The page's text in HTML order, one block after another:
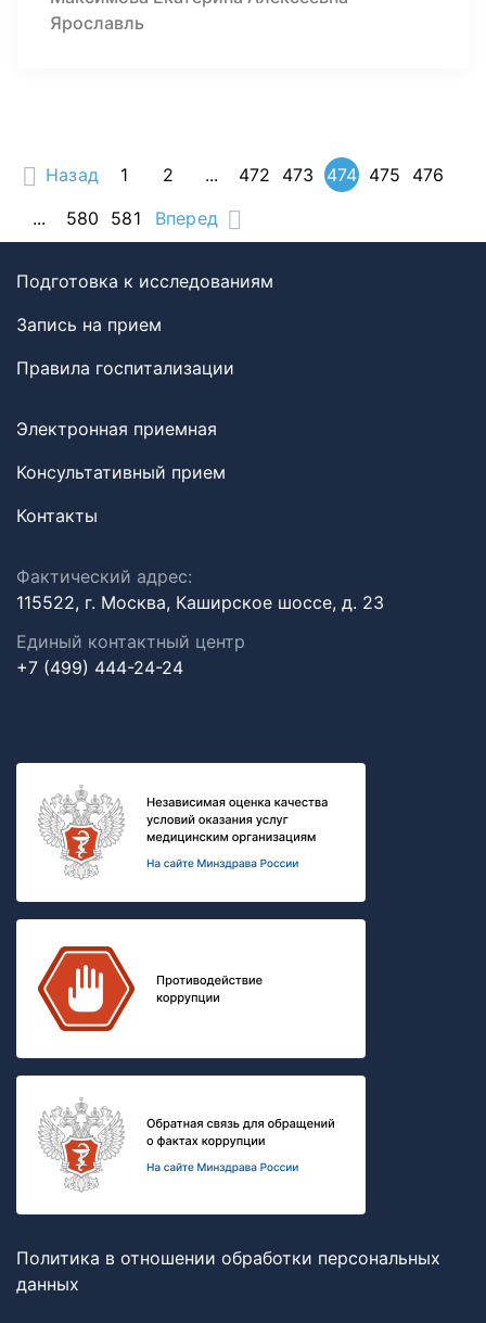
Ярославль
Назад 1 2 ... 472 473 474 475
476
...
580 581 Вперед
Подготовка к исследованиям
Запись на прием
Правила госпитализации
Электронная приемная
Консультативный прием
Контакты
Фактический адрес:
115522, г. Москва, Каширское шоссе, д. 23
Единый контактный центр
+7 (499) 444-24-24
Политика в отношении обработки персональных
данных